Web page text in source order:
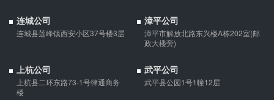
连城公司
连城县莲峰镇西安小区37号楼3层
漳平公司
漳平市解放北路东兴楼A栋202室(邮
政大楼旁)
上杭公司
上杭县二环东路73-1号律通商务
楼
武平公司
武平县公园1号1幢12层